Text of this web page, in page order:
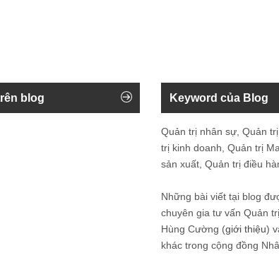
blog Keyword của Blog
Quản trị nhân sự, Quản
trị kinh doanh, Quản trị
sản xuất, Quản trị điều
Những bài viết tại blog
chuyên gia tư vấn Quản
Hùng Cường (giới thiệu)
khác trong cộng đồng